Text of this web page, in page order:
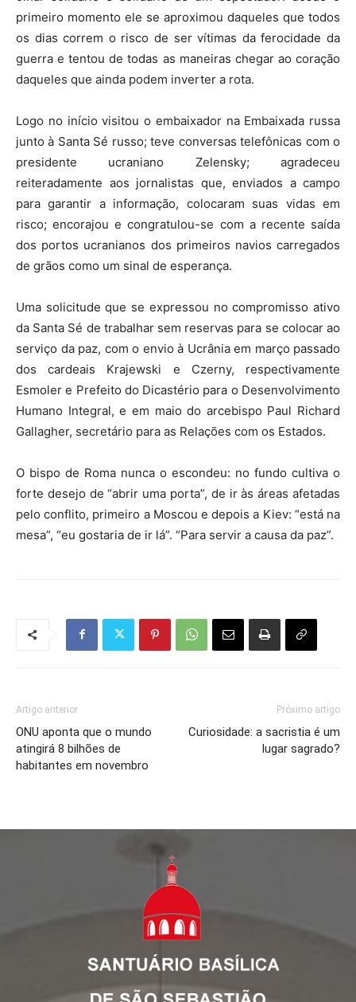
primeiro momento ele se aproximou daqueles que todos
os dias correm o risco de ser vítimas da ferocidade da
guerra e tentou de todas as maneiras chegar ao coração
daqueles que ainda podem inverter a rota.
Logo no início visitou o embaixador na Embaixada russa
junto à Santa Sé russo; teve conversas telefônicas com o
presidente ucraniano Zelensky; agradeceu
reiteradamente aos jornalistas que, enviados a campo
para garantir a informação, colocaram suas vidas em
risco; encorajou e congratulou-se com a recente saída
dos portos ucranianos dos primeiros navios carregados
de grãos como um sinal de esperança.
Uma solicitude que se expressou no compromisso ativo
da Santa Sé de trabalhar sem reservas para se colocar ao
serviço da paz, com o envio à Ucrânia em março passado
dos cardeais Krajewski e Czerny, respectivamente
Esmoler e Prefeito do Dicastério para o Desenvolvimento
Humano Integral, e em maio do arcebispo Paul Richard
Gallagher, secretário para as Relações com os Estados.
O bispo de Roma nunca o escondeu: no fundo cultiva o
forte desejo de “abrir uma porta”, de ir às áreas afetadas
pelo conflito, primeiro a Moscou e depois a Kiev: “está na
mesa”, “eu gostaria de ir lá”. “Para servir a causa da paz”.
Artigo anterior
ONU aponta que o mundo
atingirá 8 bilhões de
habitantes em novembro
Próximo artigo
Curiosidade: a sacristia é um
lugar sagrado?